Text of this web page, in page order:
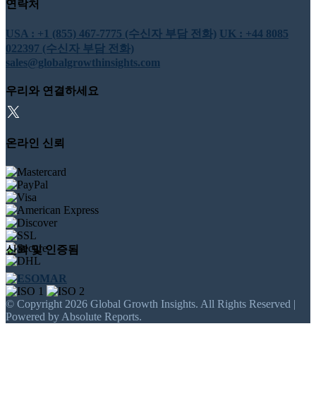
연락처
USA : +1 (855) 467-7775 (수신자 부담 전화) UK : +44 8085
022397 (수신자 부담 전화)
sales@globalgrowthinsights.com
우리와 연결하세요
온라인 신뢰
신뢰 및 인증됨
© Copyright 2026 Global Growth Insights. All Rights Reserved |
Powered by Absolute Reports.